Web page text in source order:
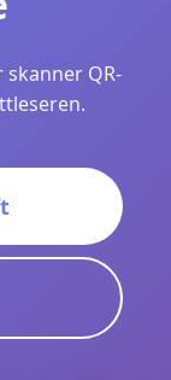
QR-